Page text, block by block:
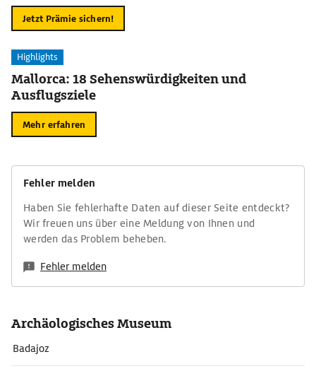
Jetzt Prämie sichern!
Highlights
Mallorca: 18 Sehenswürdigkeiten und
Ausflugsziele
Mehr erfahren
Fehler melden
Haben Sie fehlerhafte Daten auf dieser Seite entdeckt?
Wir freuen uns über eine Meldung von Ihnen und
werden das Problem beheben.
Fehler melden
Archäologisches Museum
Badajoz